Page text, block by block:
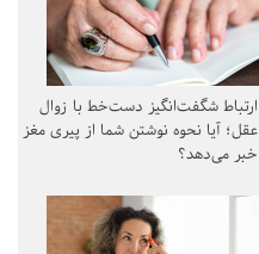
ارتباط شگفت‌انگیز دست‌خط با زوال
عقل؛ آیا نحوه نوشتن شما از پیری مغز
خبر می‌دهد؟